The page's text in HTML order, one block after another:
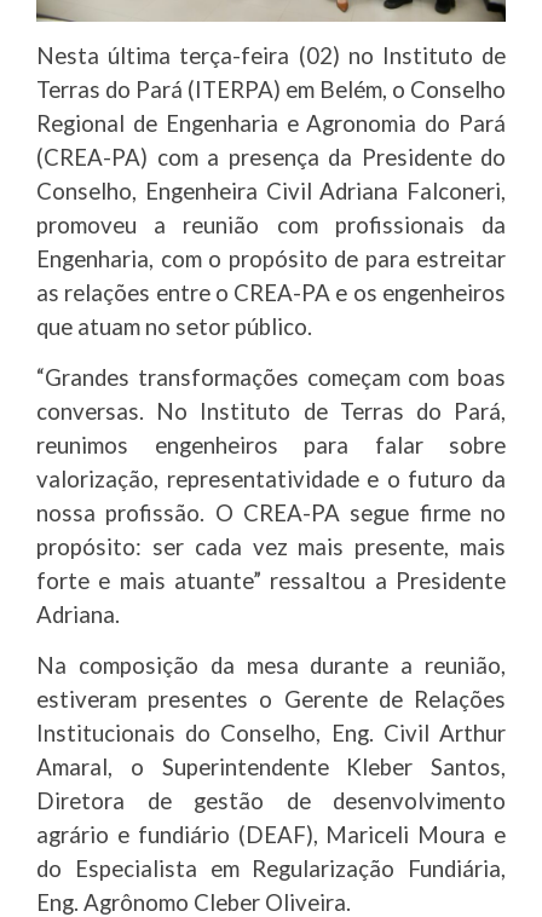
Nesta última terça-feira (02) no Instituto de
Terras do Pará (ITERPA) em Belém, o Conselho
Regional de Engenharia e Agronomia do Pará
(CREA-PA) com a presença da Presidente do
Conselho, Engenheira Civil Adriana Falconeri,
promoveu a reunião com profissionais da
Engenharia, com o propósito de para estreitar
as relações entre o CREA-PA e os engenheiros
que atuam no setor público.
“Grandes transformações começam com boas
conversas. No Instituto de Terras do Pará,
reunimos engenheiros para falar sobre
valorização, representatividade e o futuro da
nossa profissão. O CREA-PA segue firme no
propósito: ser cada vez mais presente, mais
forte e mais atuante” ressaltou a Presidente
Adriana.
Na composição da mesa durante a reunião,
estiveram presentes o Gerente de Relações
Institucionais do Conselho, Eng. Civil Arthur
Amaral, o Superintendente Kleber Santos,
Diretora de gestão de desenvolvimento
agrário e fundiário (DEAF), Mariceli Moura e
do Especialista em Regularização Fundiária,
Eng. Agrônomo Cleber Oliveira.